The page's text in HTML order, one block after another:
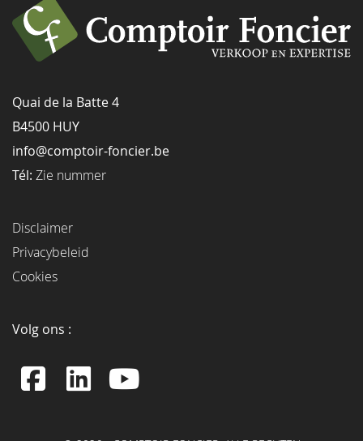
Quai de la Batte 4
B4500 HUY
info@comptoir-foncier.be
Tél: Zie nummer
Disclaimer
Privacybeleid
Cookies
Volg ons :